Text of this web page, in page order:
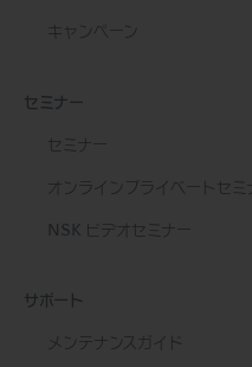
キャンペーン
セミナー
セミナー
オンラインプライベートセミ
NSK ビデオセミナー
サポート
メンテナンスガイド